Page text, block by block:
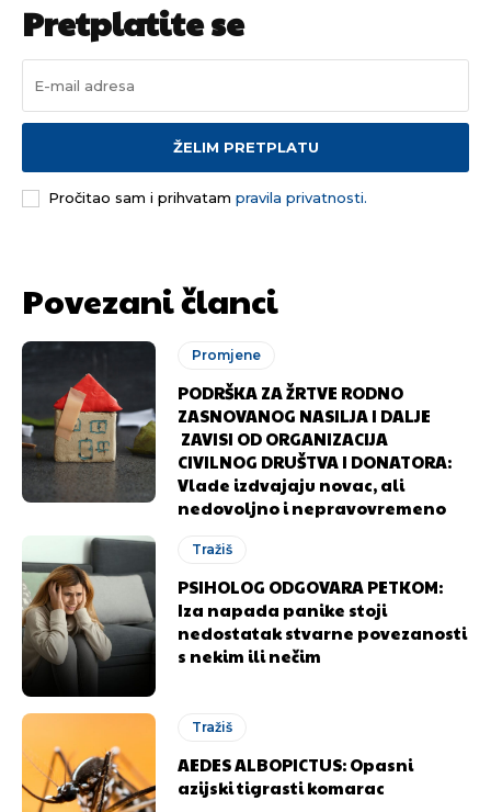
Pretplatite se
ŽELIM PRETPLATU
Pročitao sam i prihvatam pravila privatnosti.
Povezani članci
Promjene
PODRŠKA ZA ŽRTVE RODNO
ZASNOVANOG NASILJA I DALJE
ZAVISI OD ORGANIZACIJA
CIVILNOG DRUŠTVA I DONATORA:
Vlade izdvajaju novac, ali
nedovoljno i nepravovremeno
Tražiš
PSIHOLOG ODGOVARA PETKOM:
Iza napada panike stoji
nedostatak stvarne povezanosti
s nekim ili nečim
Tražiš
AEDES ALBOPICTUS: Opasni
azijski tigrasti komarac